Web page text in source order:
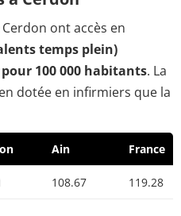
ont accès en
temps plein)
100 000 habitants. La
dotée en infirmiers que la
Ain France
108.67 119.28